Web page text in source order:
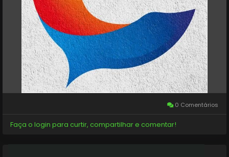
0 Comentários
Faça o login para curtir, compartilhar e comentar!